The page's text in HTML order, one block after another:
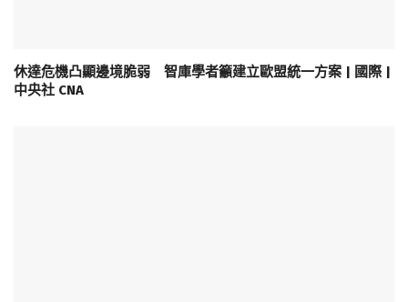
休達危機凸顯邊境脆弱 智庫學者籲建立歐盟統一方案 | 國際 |
中央社 CNA